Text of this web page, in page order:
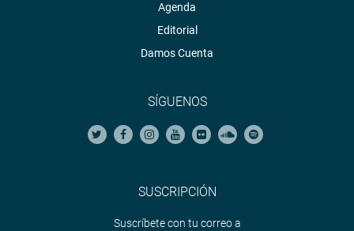
Agenda
Editorial
Damos Cuenta
SÍGUENOS
SUSCRIPCIÓN
Suscríbete con tu correo a